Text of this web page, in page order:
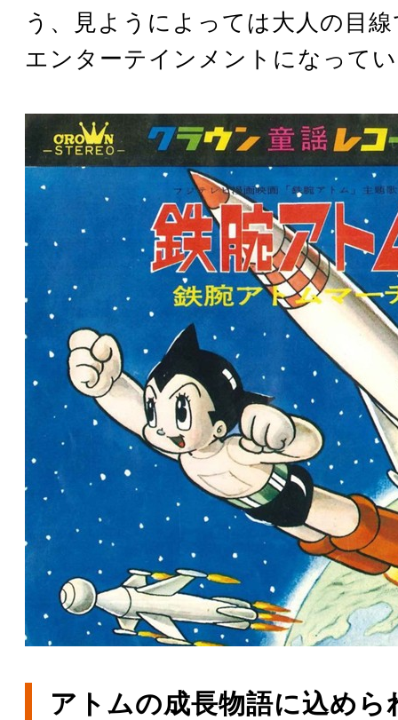
う、見ようによっては大人の目
エンターテインメントになって
アトムの成長物語に込めら